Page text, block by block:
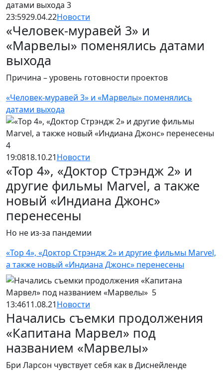
23:5929.04.22Новости
«Человек-муравей 3» и
«Марвелы» поменялись датами
выхода
Причина – уровень готовности проектов
«Человек-муравей 3» и «Марвелы» поменялись
датами выхода
19:0818.10.21Новости
«Тор 4», «Доктор Стрэндж 2» и
другие фильмы Marvel, а также
новый «Индиана Джонс»
перенесены
Но не из-за пандемии
«Тор 4», «Доктор Стрэндж 2» и другие фильмы Marvel,
а также новый «Индиана Джонс» перенесены
13:4611.08.21Новости
Начались съемки продолжения
«Капитана Марвел» под
названием «Марвелы»
Бри Ларсон чувствует себя как в Диснейленде